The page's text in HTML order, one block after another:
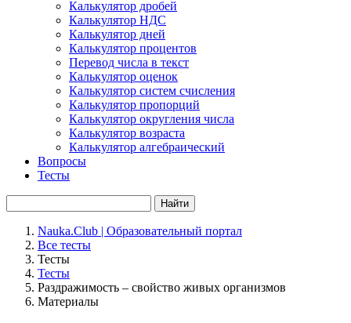
Калькулятор дробей
Калькулятор НДС
Калькулятор дней
Калькулятор процентов
Перевод числа в текст
Калькулятор оценок
Калькулятор систем счисления
Калькулятор пропорций
Калькулятор округления числа
Калькулятор возраста
Калькулятор алгебраический
Вопросы
Тесты
Найти
Nauka.Club | Образовательный портал
Все тесты
Тесты
Тесты
Раздражимость – свойство живых организмов
Материалы